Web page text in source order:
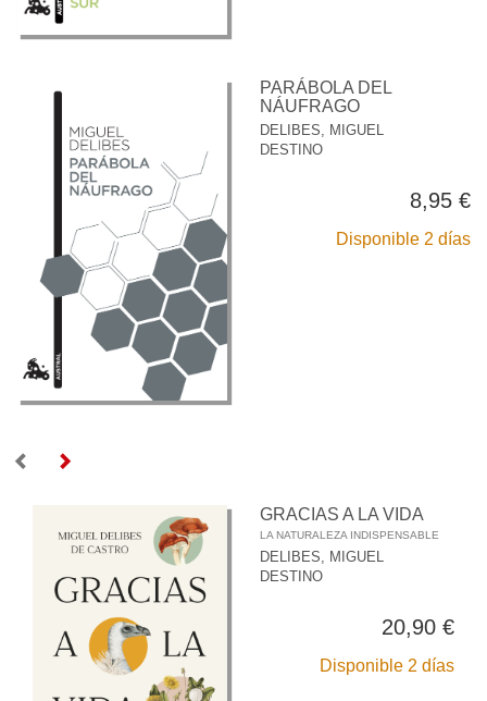
PARÁBOLA DEL
NÁUFRAGO
DELIBES, MIGUEL
DESTINO
8,95 €
Disponible 2 días
GRACIAS A LA VIDA
LA NATURALEZA INDISPENSABLE
DELIBES, MIGUEL
DESTINO
20,90 €
Disponible 2 días